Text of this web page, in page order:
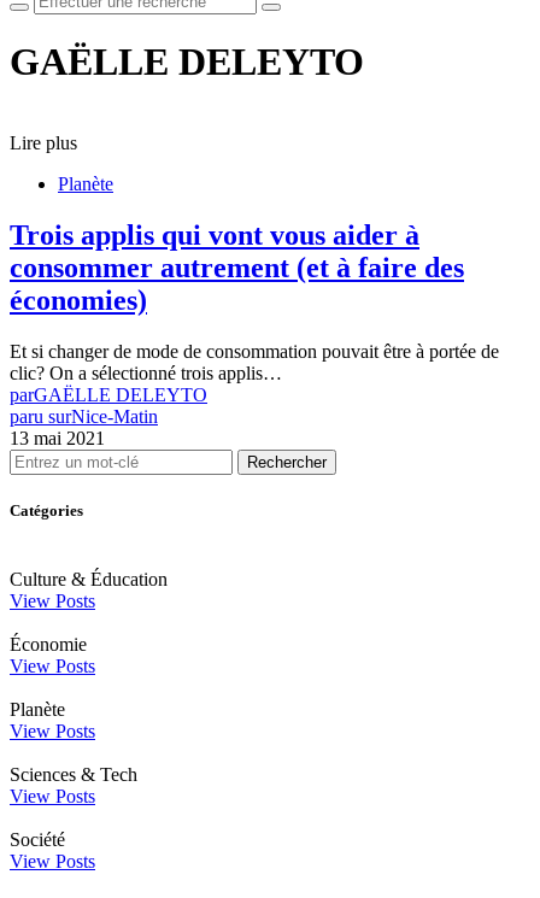
GAËLLE DELEYTO
Lire plus
Planète
Trois applis qui vont vous aider à
consommer autrement (et à faire des
économies)
Et si changer de mode de consommation pouvait être à portée de
clic? On a sélectionné trois applis…
parGAËLLE DELEYTO
paru surNice-Matin
13 mai 2021
Rechercher
Catégories
Culture & Éducation
View Posts
Économie
View Posts
Planète
View Posts
Sciences & Tech
View Posts
Société
View Posts